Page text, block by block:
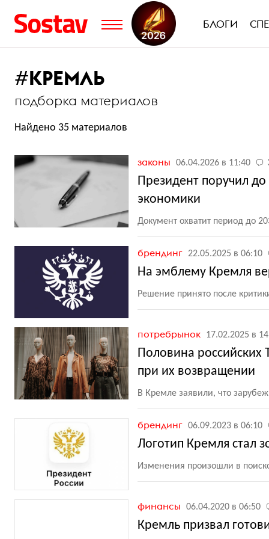
БЛОГИ
#КРЕМЛЬ
подборка материалов
Найдено 35 материалов
законы 06.04.2026 в 11:40
Президент поручил
экономики
Документ охватит период до
брендинг 22.05.2025 в 06:10
На эмблему Кремля
Решение принято после
потребрынок 17.02.2025 в
Половина
при их возвращении
В Кремле заявили, что
брендинг 06.09.2023 в 06:10
Логотип Кремля стал
Изменения произошли в
финансы 06.04.2020 в 06:50
Кремль призвал